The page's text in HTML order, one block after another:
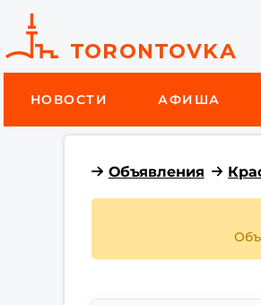
НОВОСТИ АФИША
Объявления